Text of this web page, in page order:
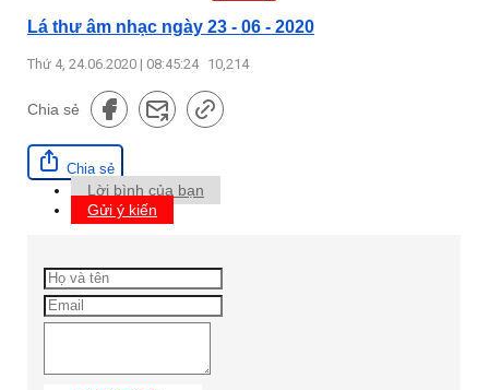
Lá thư âm nhạc ngày 23 - 06 - 2020
Thứ 4, 24.06.2020 | 08:45:24 10,214
Chia sẻ
Chia sẻ
Lời bình của bạn
Gửi ý kiến